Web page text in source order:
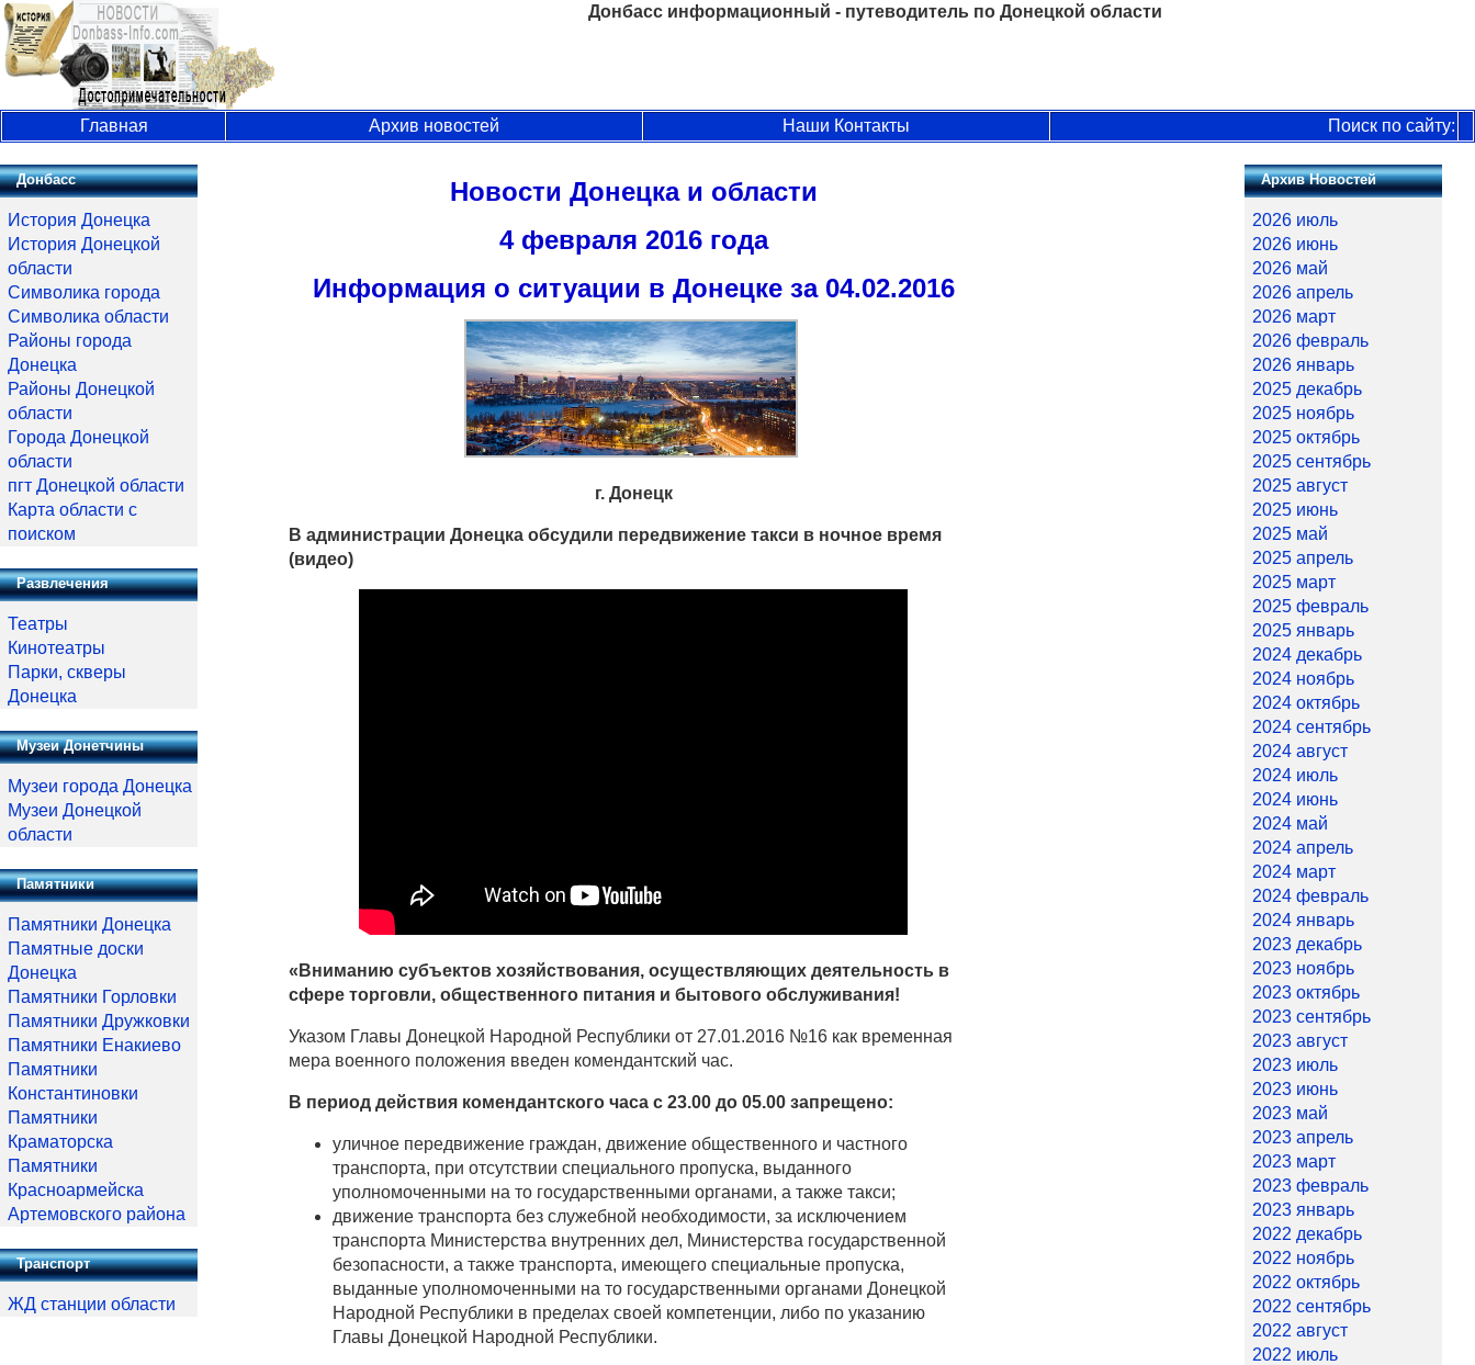
Донбасс информационный - путеводитель по Донецкой области
Главная Архив новостей Наши Контакты Поиск по сайту:
Новости Донецка и области
4 февраля 2016 года
Информация о ситуации в Донецке за 04.02.2016
г. Донецк
В администрации Донецка обсудили передвижение такси в ночное время
(видео)
«Вниманию субъектов хозяйствования, осуществляющих деятельность в
сфере торговли, общественного питания и бытового обслуживания!
Указом Главы Донецкой Народной Республики от 27.01.2016 №16 как временная
мера военного положения введен комендантский час.
В период действия комендантского часа с 23.00 до 05.00 запрещено:
уличное передвижение граждан, движение общественного и частного
транспорта, при отсутствии специального пропуска, выданного
уполномоченными на то государственными органами, а также такси;
движение транспорта без служебной необходимости, за исключением
транспорта Министерства внутренних дел, Министерства государственной
безопасности, а также транспорта, имеющего специальные пропуска,
выданные уполномоченными на то государственными органами Донецкой
Народной Республики в пределах своей компетенции, либо по указанию
Главы Донецкой Народной Республики.
Донбасс
История Донецка
История Донецкой
области
Символика города
Символика области
Районы города
Донецка
Районы Донецкой
области
Города Донецкой
области
пгт Донецкой области
Карта области с
поиском
Развлечения
Театры
Кинотеатры
Парки, скверы
Донецка
Музеи Донетчины
Музеи города Донецка
Музеи Донецкой
области
Памятники
Памятники Донецка
Памятные доски
Донецка
Памятники Горловки
Памятники Дружковки
Памятники Енакиево
Памятники
Константиновки
Памятники
Краматорска
Памятники
Красноармейска
Артемовского района
Транспорт
ЖД станции области
Архив Новостей
2026 июль
2026 июнь
2026 май
2026 апрель
2026 март
2026 февраль
2026 январь
2025 декабрь
2025 ноябрь
2025 октябрь
2025 сентябрь
2025 август
2025 июнь
2025 май
2025 апрель
2025 март
2025 февраль
2025 январь
2024 декабрь
2024 ноябрь
2024 октябрь
2024 сентябрь
2024 август
2024 июль
2024 июнь
2024 май
2024 апрель
2024 март
2024 февраль
2024 январь
2023 декабрь
2023 ноябрь
2023 октябрь
2023 сентябрь
2023 август
2023 июль
2023 июнь
2023 май
2023 апрель
2023 март
2023 февраль
2023 январь
2022 декабрь
2022 ноябрь
2022 октябрь
2022 сентябрь
2022 август
2022 июль